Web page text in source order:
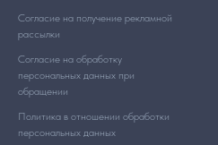
Согласие на получение рекламной
рассылки
Согласие на обработку
персональных данных при
обращении
Политика в отношении обработки
персональных данных